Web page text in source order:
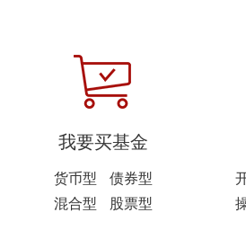
我要买基金
货币型
债券型
混合型
股票型